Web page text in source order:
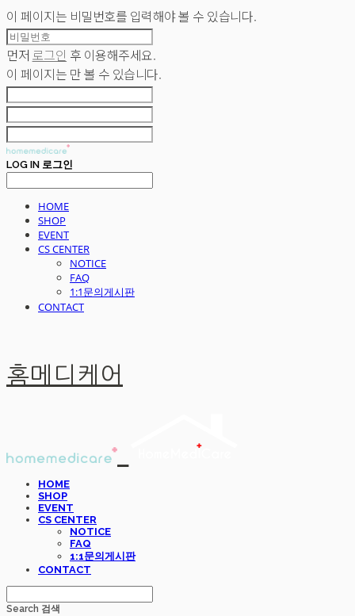
이 페이지는 비밀번호를 입력해야 볼 수 있습니다.
먼저 로그인 후 이용해주세요.
이 페이지는 만 볼 수 있습니다.
LOG IN 로그인
HOME
SHOP
EVENT
CS CENTER
NOTICE
FAQ
1:1문의게시판
CONTACT
홈메디케어
HOME
SHOP
EVENT
CS CENTER
NOTICE
FAQ
1:1문의게시판
CONTACT
Search 검색